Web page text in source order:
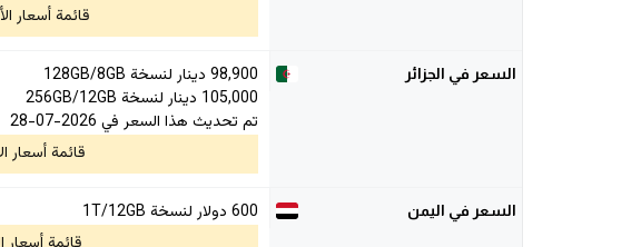
قائمة أسعار
السعر في الجزائر 98,900 دينار لنسخة 128GB/8GB
105,000 دينار لنسخة 256GB/12GB
تم تحديث هذا السعر في 2026-07-28
قائمة أسعار
السعر في اليمن
600 دولار لنسخة 1T/12GB